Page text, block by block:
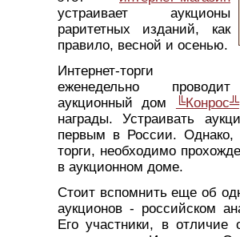
устраивает аукционы
раритетных изданий, как
правило, весной и осенью.
Интернет-торги
еженедельно проводит
аукционный дом
╚Конрос╩
награды. Устраивать
первым в России. Однако,
торги, необходимо
в аукционном доме.
Стоит вспомнить еще об
аукционов - российском
Его участники, в отличие